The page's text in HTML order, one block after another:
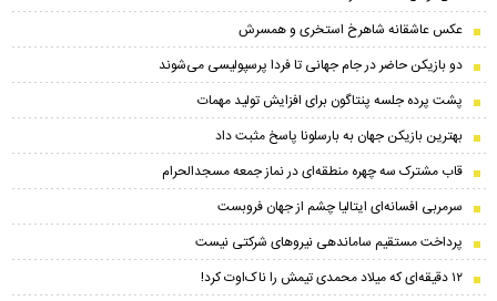
عکس عاشقانه شاهرخ استخری و همسرش
دو بازیکن حاضر در جام جهانی تا فردا پرسپولیسی می‌شوند
پشت پرده جلسه پنتاگون برای افزایش تولید مهمات
بهترین بازیکن جهان به بارسلونا پاسخ مثبت داد
قاب مشترک سه چهره منطقه‌ای در نماز جمعه مسجدالحرام
سرمربی افسانه‌ای ایتالیا چشم از جهان فروبست
پرداخت مستقیم ساماندهی نیروهای شرکتی نیست
۱۲ دقیقه‌ای که میلاد محمدی تیمش را ناک‌اوت کرد!